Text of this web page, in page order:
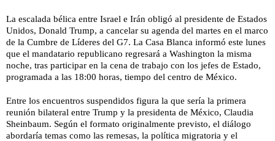
La escalada bélica entre Israel e Irán obligó al presidente de Estados
Unidos, Donald Trump, a cancelar su agenda del martes en el marco
de la Cumbre de Líderes del G7. La Casa Blanca informó este lunes
que el mandatario republicano regresará a Washington la misma
noche, tras participar en la cena de trabajo con los jefes de Estado,
programada a las 18:00 horas, tiempo del centro de México.
Entre los encuentros suspendidos figura la que sería la primera
reunión bilateral entre Trump y la presidenta de México, Claudia
Sheinbaum. Según el formato originalmente previsto, el diálogo
abordaría temas como las remesas, la política migratoria y el